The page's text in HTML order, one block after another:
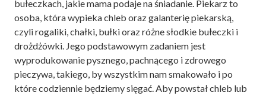
bułeczkach, jakie mama podaje na śniadanie. Piekarz to
osoba, która wypieka chleb oraz galanterię piekarską,
czyli rogaliki, chałki, bułki oraz różne słodkie bułeczki i
drożdżówki. Jego podstawowym zadaniem jest
wyprodukowanie pysznego, pachnącego i zdrowego
pieczywa, takiego, by wszystkim nam smakowało i po
które codziennie będziemy sięgać. Aby powstał chleb lub